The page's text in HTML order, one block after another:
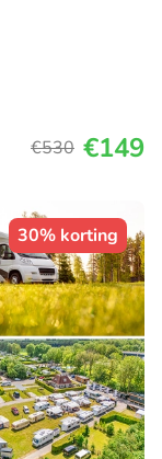
€530 €149
30% korting